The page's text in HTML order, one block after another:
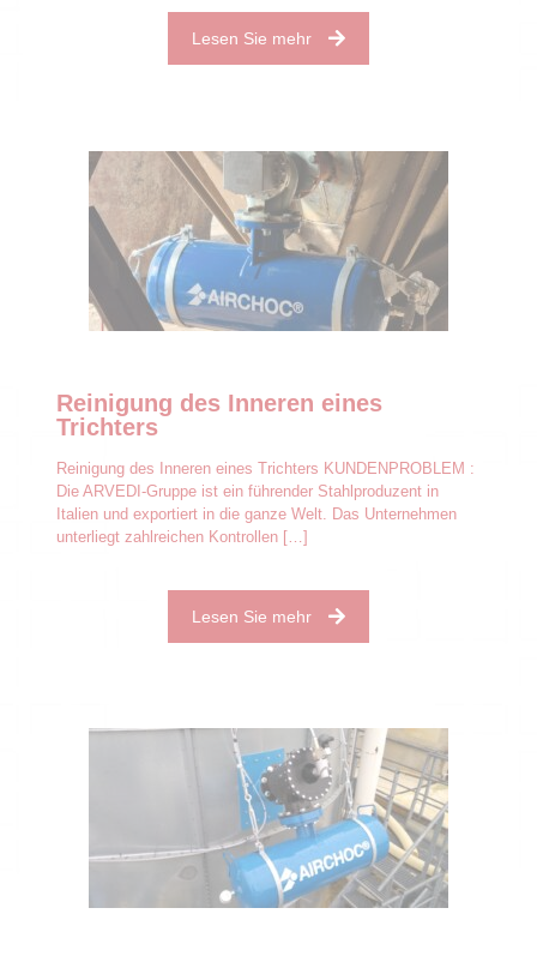
Lesen Sie mehr
Reinigung des Inneren eines
Trichters
Reinigung des Inneren eines Trichters KUNDENPROBLEM :
Die ARVEDI-Gruppe ist ein führender Stahlproduzent in
Italien und exportiert in die ganze Welt. Das Unternehmen
unterliegt zahlreichen Kontrollen[…]
Lesen Sie mehr